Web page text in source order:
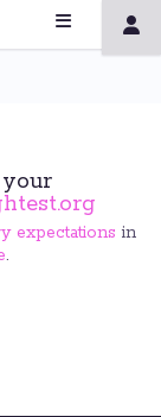
expectations in
.